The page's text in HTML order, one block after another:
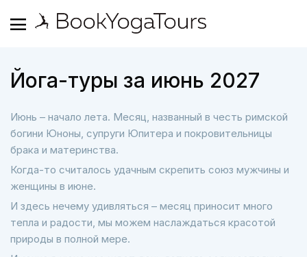
Йога-туры за июнь 2027
Июнь – начало лета. Месяц, названный в честь римской
богини Юноны, супруги Юпитера и покровительницы
брака и материнства.
Когда-то считалось удачным скрепить союз мужчины и
женщины в июне.
И здесь нечему удивляться – месяц приносит много
тепла и радости, мы можем наслаждаться красотой
природы в полной мере.